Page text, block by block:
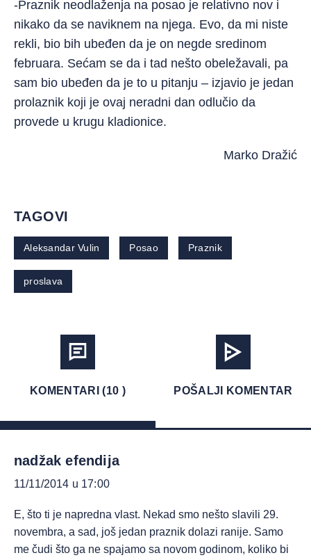
-Praznik neodlaženja na posao je relativno nov i
nikako da se naviknem na njega. Evo, da mi niste
rekli, bio bih ubeđen da je on negde sredinom
februara. Sećam se da i tad nešto obeležavali, pa
sam bio ubeđen da je to u pitanju – izjavio je jedan
prolaznik koji je ovaj neradni dan odlučio da
provede u krugu kladionice.
Marko Dražić
TAGOVI
Aleksandar Vulin Posao Praznik
proslava
KOMENTARI (10 ) POŠALJI KOMENTAR
nadžak efendija
11/11/2014 u 17:00
E, što ti je napredna vlast. Nekad smo nešto slavili 29.
novembra, a sad, još jedan praznik dolazi ranije. Samo
me čudi što ga ne spajamo sa novom godinom, koliko bi